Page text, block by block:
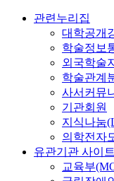
관련누리집
대학공개
학술정보
외국학술
학술관계
사서커뮤
기관회원
지식나눔
의학전자
유관기관 사이트
교육부